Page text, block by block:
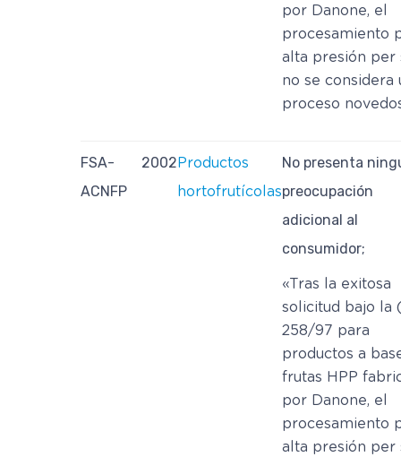
por Danone, el
procesamiento
alta presión per
no se considera
proceso
FSA-
ACNFP
2002 Productos
hortofrutícolas
No presenta
preocupación
adicional al
consumidor;
«Tras la exitosa
solicitud bajo la
258/97 para
productos a
frutas HPP
por Danone, el
procesamiento
alta presión per